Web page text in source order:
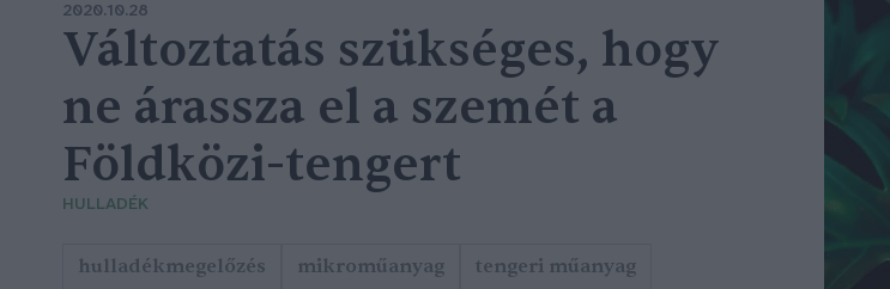
2020.10.28
Változtatás szükséges, hogy
ne árassza el a szemét a
Földközi-tengert
HULLADÉK
hulladékmegelőzés mikroműanyag tengeri műanyag